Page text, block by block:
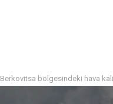
Berkovitsa bölgesindeki hava